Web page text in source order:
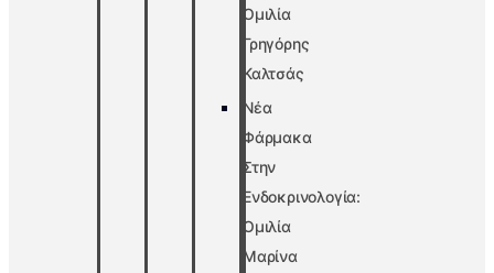
Ομιλία
Γρηγόρης
Καλτσάς
Νέα
Φάρμακα
Στην
Ενδοκρινολογία:
Ομιλία
Μαρίνα